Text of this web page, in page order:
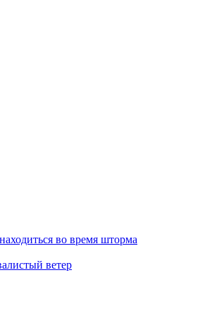
во время шторма
ветер